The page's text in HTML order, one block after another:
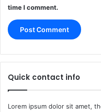
time I comment.
Quick contact info
Lorem ipsum dolor sit amet,